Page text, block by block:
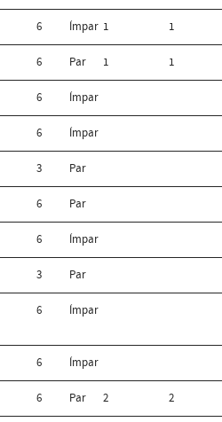
6 Ímpar 1 1
6 Par 1 1
6 Ímpar
6 Ímpar
3 Par
6 Par
6 Ímpar
3 Par
6 Ímpar
6 Ímpar
6 Par 2 2